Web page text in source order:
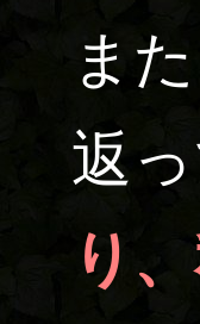
ま
返
り